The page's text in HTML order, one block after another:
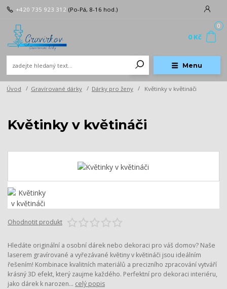
Menu
+420 735 923 312 (Po-Pá, 8-16 hod.)
0
0 Kč
Úvod Gravírované dárky Dárky pro ženy Květinky v květináči
Květinky v květináči
Ohodnotit produkt
Hledáte originální a osobní dárek nebo dekoraci pro váš domov? Naše
laserem gravírované a vyřezávané květiny v květináči jsou ideálním
řešením! Kombinace kvalitních materiálů a precizního zpracování vytváří
krásný 3D efekt, který zaujme každého. Perfektní pro dekoraci interiéru,
jako dárek k narozen... celý popis